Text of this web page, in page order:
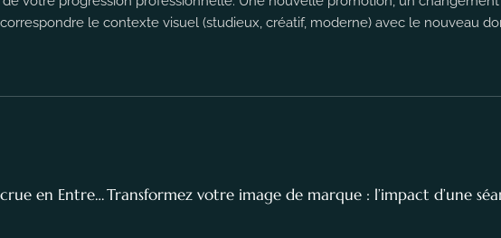
le contexte visuel (studieux, créatif, moderne) avec le nouveau
Optimiser l’Éclairage Naturel pour une Productivité Accrue en Entreprise